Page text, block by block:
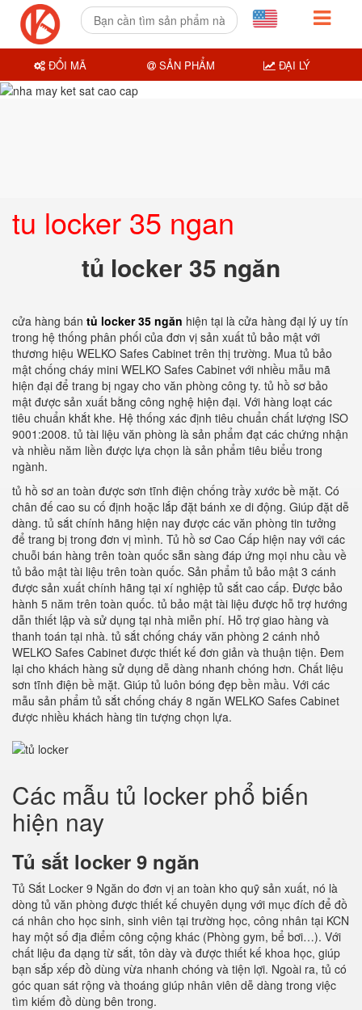
tu locker 35 ngan
tủ locker 35 ngăn
cửa hàng bán tủ locker 35 ngăn hiện tại là cửa hàng đại lý uy tín
trong hệ thống phân phối của đơn vị sản xuất tủ bảo mật với
thương hiệu WELKO Safes Cabinet trên thị trường. Mua tủ bảo
mật chống cháy mini WELKO Safes Cabinet với nhiều mẫu mã
hiện đại để trang bị ngay cho văn phòng công ty. tủ hồ sơ bảo
mật được sản xuất bằng công nghệ hiện đại. Với hàng loạt các
tiêu chuẩn khắt khe. Hệ thống xác định tiêu chuẩn chất lượng ISO
9001:2008. tủ tài liệu văn phòng là sản phẩm đạt các chứng nhận
và nhiều năm liền được lựa chọn là sản phẩm tiêu biểu trong
ngành.
tủ hồ sơ an toàn được sơn tĩnh điện chống trầy xước bề mặt. Có
chân đế cao su cố định hoặc lắp đặt bánh xe di động. Giúp đặt dễ
dàng. tủ sắt chính hãng hiện nay được các văn phòng tin tưởng
để trang bị trong đơn vị mình. Tủ hồ sơ Cao Cấp hiện nay với các
chuỗi bán hàng trên toàn quốc sẵn sàng đáp ứng mọi nhu cầu về
tủ bảo mật tài liệu trên toàn quốc. Sản phẩm tủ bảo mật 3 cánh
được sản xuất chính hãng tại xí nghiệp tủ sắt cao cấp. Được bảo
hành 5 năm trên toàn quốc. tủ bảo mật tài liệu được hỗ trợ hướng
dẫn thiết lập và sử dụng tại nhà miễn phí. Hỗ trợ giao hàng và
thanh toán tại nhà. tủ sắt chống cháy văn phòng 2 cánh nhỏ
WELKO Safes Cabinet được thiết kế đơn giản và thuận tiện. Đem
lại cho khách hàng sử dụng dễ dàng nhanh chóng hơn. Chất liệu
sơn tĩnh điện bề mặt. Giúp tủ luôn bóng đẹp bền mầu. Với các
mẫu sản phẩm tủ sắt chống cháy 8 ngăn WELKO Safes Cabinet
được nhiều khách hàng tin tượng chọn lựa.
Các mẫu tủ locker phổ biến
hiện nay
Tủ sắt locker 9 ngăn
Tủ Sắt Locker 9 Ngăn do đơn vị an toàn kho quỹ sản xuất, nó là
dòng tủ văn phòng được thiết kế chuyên dụng với mục đích để đồ
cá nhân cho học sinh, sinh viên tại trường học, công nhân tại KCN
hay một số địa điểm công cộng khác (Phòng gym, bể bơi…). Với
chất liệu đa dạng từ sắt, tôn dày và được thiết kế khoa học, giúp
bạn sắp xếp đồ dùng vừa nhanh chóng và tiện lợi. Ngoài ra, tủ có
góc quan sát rộng và thoáng giúp nhân viên dễ dàng trong việc
tìm kiếm đồ dùng bên trong.
ĐỔI MÃ SẢN PHẨM ĐẠI LÝ